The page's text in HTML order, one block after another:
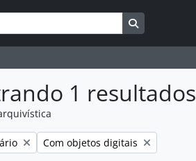
Busque na
1 resultados
Remover filtro:
Com objetos digitais